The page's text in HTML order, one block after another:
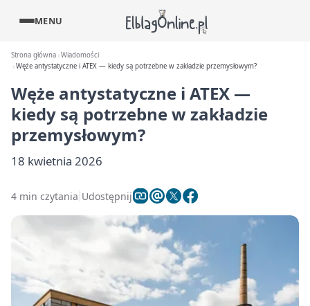
MENU
Strona główna Wiadomości
Węże antystatyczne i ATEX — kiedy są potrzebne w zakładzie przemysłowym?
Węże antystatyczne i ATEX —
kiedy są potrzebne w zakładzie
przemysłowym?
18 kwietnia 2026
4 min czytania Udostępnij